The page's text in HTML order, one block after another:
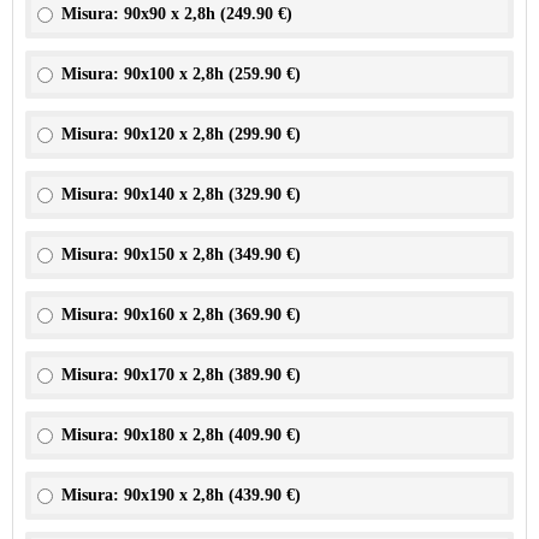
Misura: 90x90 x 2,8h (249.90 €)
Misura: 90x100 x 2,8h (259.90 €)
Misura: 90x120 x 2,8h (299.90 €)
Misura: 90x140 x 2,8h (329.90 €)
Misura: 90x150 x 2,8h (349.90 €)
Misura: 90x160 x 2,8h (369.90 €)
Misura: 90x170 x 2,8h (389.90 €)
Misura: 90x180 x 2,8h (409.90 €)
Misura: 90x190 x 2,8h (439.90 €)